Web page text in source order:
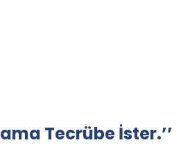
Tecrübe İster.’’